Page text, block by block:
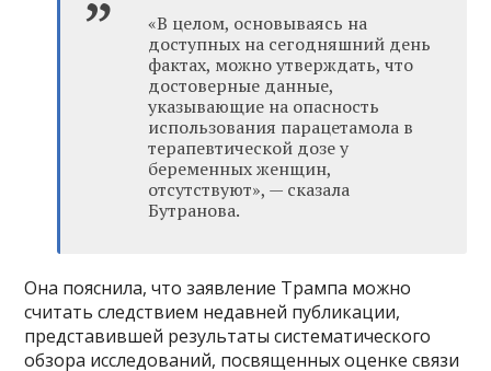
«В целом, основываясь на
доступных на сегодняшний день
фактах, можно утверждать, что
достоверные данные,
указывающие на опасность
использования парацетамола в
терапевтической дозе у
беременных женщин,
отсутствуют», — сказала
Бутранова.
Она пояснила, что заявление Трампа можно
считать следствием недавней публикации,
представившей результаты систематического
обзора исследований, посвященных оценке связи